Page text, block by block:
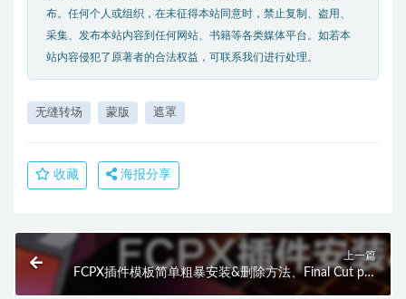
布。任何个人或组织，在未征得本站同意时，禁止复制、盗用、
采集、发布本站内容到任何网站、书籍等各类媒体平台。如若本
站内容侵犯了原著者的合法权益，可联系我们进行处理。
无缝转场 蒙版 遮罩
收藏 海报分享
上一篇
FCPX插件模板简单粗暴安装&删除方法、Final Cut pro
安装教程 HQ0002